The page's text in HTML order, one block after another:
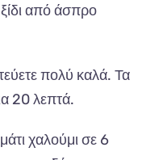
από άσπρο
πολύ καλά. Τα
20 λεπτά.
χαλούμι σε 6